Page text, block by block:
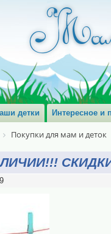
детки Интересное и
Покупки для мам и деток